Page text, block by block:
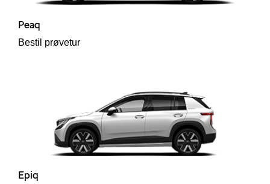
Peaq
Bestil prøvetur
Epiq